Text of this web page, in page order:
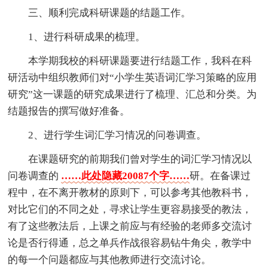
三、顺利完成科研课题的结题工作。
1、进行科研成果的梳理。
本学期我校的科研课题要进行结题工作，我科在科
研活动中组织教师们对“小学生英语词汇学习策略的应用
研究”这一课题的研究成果进行了梳理、汇总和分类。为
结题报告的撰写做好准备。
2、进行学生词汇学习情况的问卷调查。
在课题研究的前期我们曾对学生的词汇学习情况以
问卷调查的 ……此处隐藏20087个字……研。在备课过
程中，在不离开教材的原则下，可以参考其他教科书，
对比它们的不同之处，寻求让学生更容易接受的教法，
有了这些教法后，上课之前应与有经验的老师多交流讨
论是否行得通，总之单兵作战很容易钻牛角尖，教学中
的每一个问题都应与其他教师进行交流讨论。